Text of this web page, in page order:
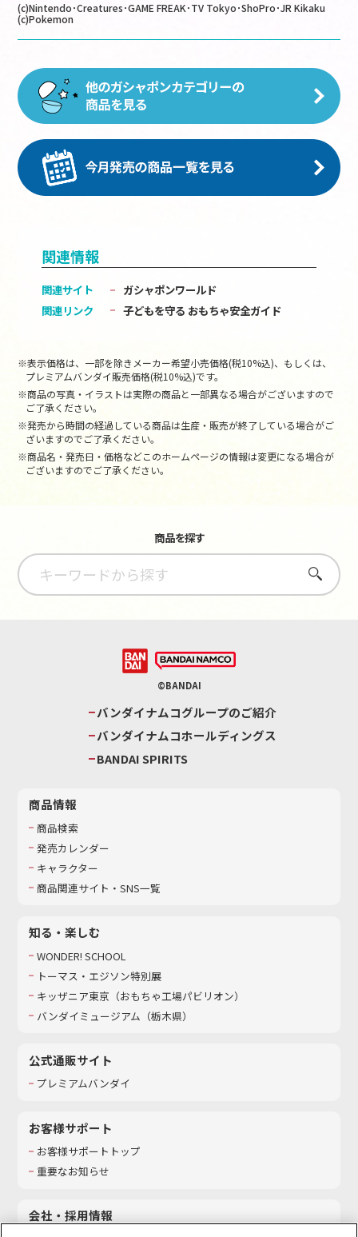
(c)Nintendo･Creatures･GAME FREAK･TV Tokyo･ShoPro･JR Kikaku
(c)Pokemon
関連情報
関連サイト
ガシャポンワールド
関連リンク
子どもを守る おもちゃ安全ガイド
※表示価格は、一部を除きメーカー希望小売価格(税10%込)、もしくは、
プレミアムバンダイ販売価格(税10%込)です。
※商品の写真・イラストは実際の商品と一部異なる場合がございますので
ご了承ください。
※発売から時間の経過している商品は生産・販売が終了している場合がご
ざいますのでご了承ください。
※商品名・発売日・価格などこのホームページの情報は変更になる場合が
ございますのでご了承ください。
商品を探す
さがす
©BANDAI
バンダイナムコグループのご紹介
バンダイナムコホールディングス
BANDAI SPIRITS
商品情報
商品検索
発売カレンダー
キャラクター
商品関連サイト・SNS一覧
知る・楽しむ
WONDER! SCHOOL
トーマス・エジソン特別展
キッザニア東京（おもちゃ工場パビリオン）​
バンダイミュージアム（栃木県）
公式通販サイト
プレミアムバンダイ
お客様サポート
お客様サポートトップ
重要なお知らせ
会社・採用情報